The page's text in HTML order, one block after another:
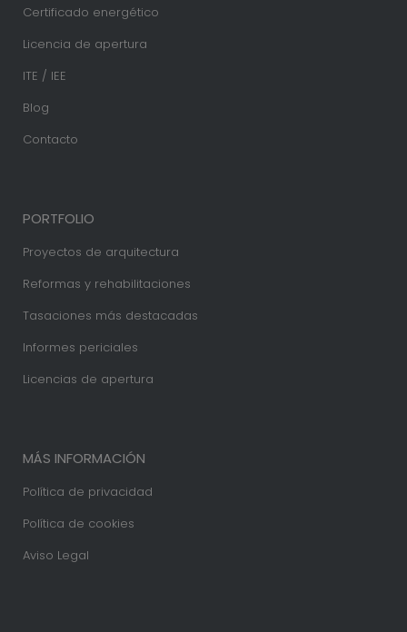
Certificado energético
Licencia de apertura
ITE / IEE
Blog
Contacto
PORTFOLIO
Proyectos de arquitectura
Reformas y rehabilitaciones
Tasaciones más destacadas
Informes periciales
Licencias de apertura
MÁS INFORMACIÓN
Política de privacidad
Política de cookies
Aviso Legal